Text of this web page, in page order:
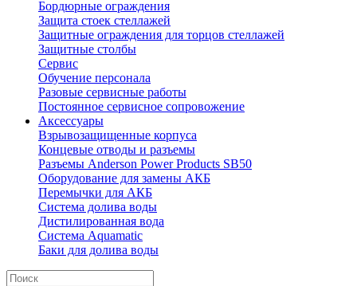
Бордюрные ограждения
Защита стоек стеллажей
Защитные ограждения для торцов стеллажей
Защитные столбы
Сервис
Обучение персонала
Разовые сервисные работы
Постоянное сервисное сопровожение
Аксессуары
Взрывозащищенные корпуса
Концевые отводы и разъемы
Разъемы Anderson Power Products SB50
Оборудование для замены АКБ
Перемычки для АКБ
Система долива воды
Дистилированная вода
Система Aquamatic
Баки для долива воды